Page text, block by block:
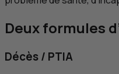
Deux formules
Décès / PTIA